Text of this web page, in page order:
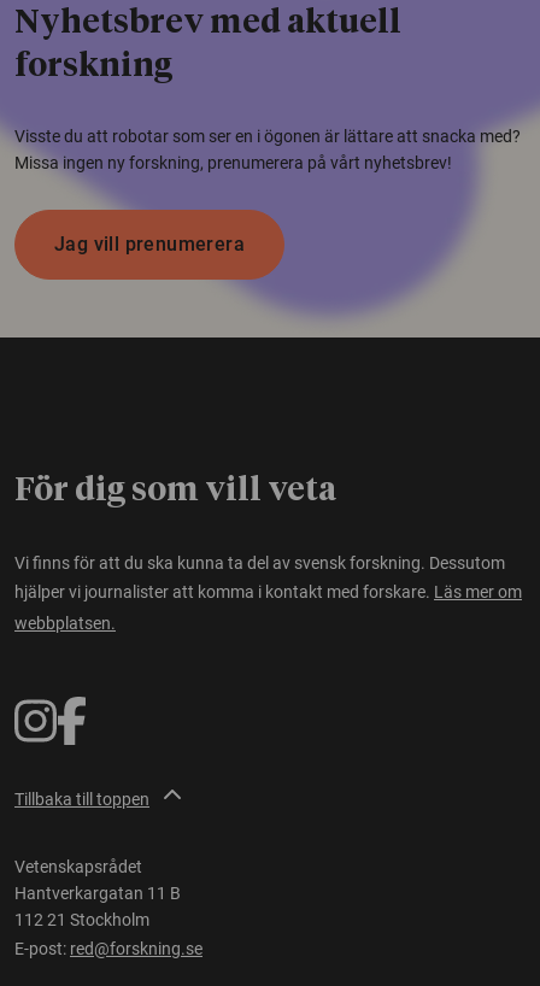
Nyhetsbrev med aktuell
forskning
Visste du att robotar som ser en i ögonen är lättare att snacka med?
Missa ingen ny forskning, prenumerera på vårt nyhetsbrev!
Jag vill prenumerera
För dig som vill veta
Vi finns för att du ska kunna ta del av svensk forskning. Dessutom
hjälper vi journalister att komma i kontakt med forskare. Läs mer om
webbplatsen.
Tillbaka till toppen
Vetenskapsrådet
Hantverkargatan 11 B
112 21 Stockholm
E-post: red@forskning.se